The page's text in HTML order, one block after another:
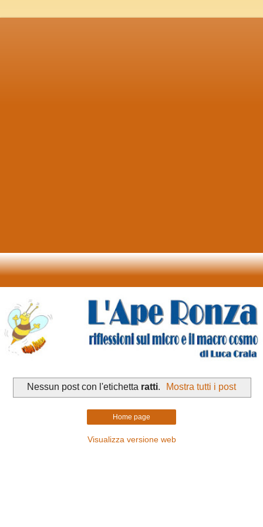
Nessun post con l'etichetta ratti. Mostra tutti i post
Home page
Visualizza versione web